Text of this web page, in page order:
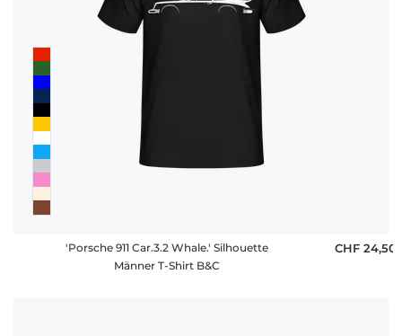
'Porsche 911 Car.3.2 Whale.' Silhouette
Männer T-Shirt B&C
CHF 24,50